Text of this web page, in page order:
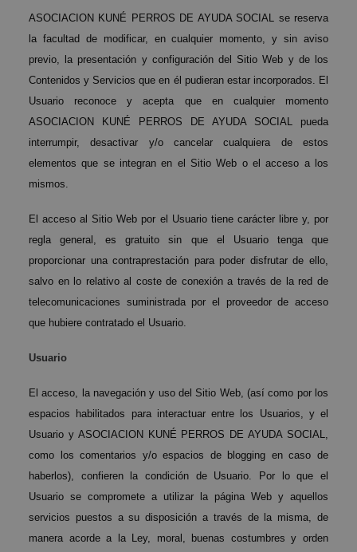
ASOCIACION KUNÉ PERROS DE AYUDA SOCIAL se reserva
la facultad de modificar, en cualquier momento, y sin aviso
previo, la presentación y configuración del Sitio Web y de los
Contenidos y Servicios que en él pudieran estar incorporados. El
Usuario reconoce y acepta que en cualquier momento
ASOCIACION KUNÉ PERROS DE AYUDA SOCIAL pueda
interrumpir, desactivar y/o cancelar cualquiera de estos
elementos que se integran en el Sitio Web o el acceso a los
mismos.
El acceso al Sitio Web por el Usuario tiene carácter libre y, por
regla general, es gratuito sin que el Usuario tenga que
proporcionar una contraprestación para poder disfrutar de ello,
salvo en lo relativo al coste de conexión a través de la red de
telecomunicaciones suministrada por el proveedor de acceso
que hubiere contratado el Usuario.
Usuario
El acceso, la navegación y uso del Sitio Web, (así como por los
espacios habilitados para interactuar entre los Usuarios, y el
Usuario y ASOCIACION KUNÉ PERROS DE AYUDA SOCIAL,
como los comentarios y/o espacios de blogging en caso de
haberlos), confieren la condición de Usuario. Por lo que el
Usuario se compromete a utilizar la página Web y aquellos
servicios puestos a su disposición a través de la misma, de
manera acorde a la Ley, moral, buenas costumbres y orden